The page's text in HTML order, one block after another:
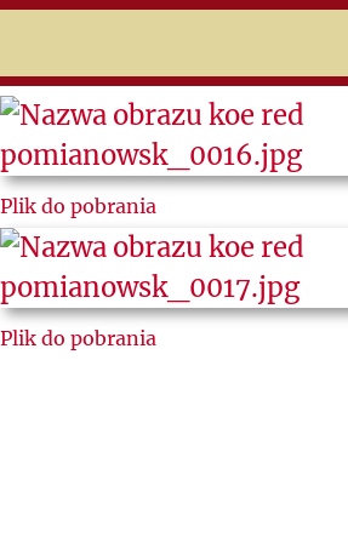
Search
Jerzy
Giedroyc
Ludzie
„Kultury”
Plik do pobrania
Plik do pobrania